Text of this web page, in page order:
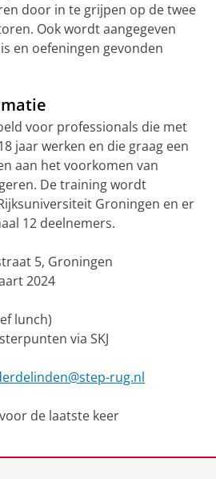
door in te grijpen op de twee
Ook wordt aangegeven
en oefeningen gevonden
voor professionals die met
jaar werken en die graag een
aan het voorkomen van
De training wordt
Groningen en er
12 deelnemers.
5, Groningen
2024
lunch)
via SKJ
rug.nl
de laatste keer